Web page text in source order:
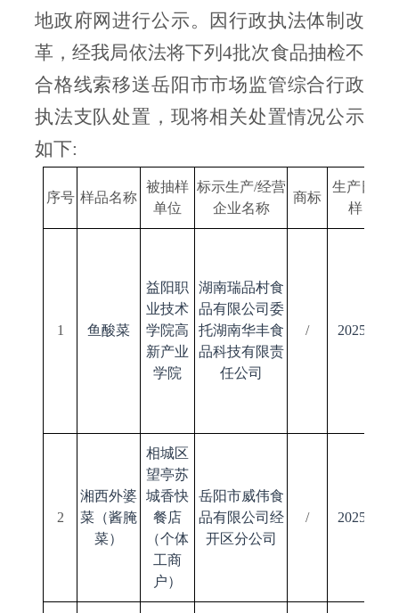
地政府网进行公示。因行政执法体制改
革，经我局依法将下列4批次食品抽检不
合格线索移送岳阳市市场监管综合行政
执法支队处置，现将相关处置情况公示
如下:
序号 样品名称
被抽样
单位
标示生产/经营
企业名称
商标
生产日期
样日期
1 鱼酸菜
益阳职
业技术
学院高
新产业
学院
湖南瑞品村食
品有限公司委
托湖南华丰食
品科技有限责
任公司
/ 2025/03/
2
湘西外婆
菜（酱腌
菜）
相城区
望亭苏
城香快
餐店
（个体
工商
户）
岳阳市威伟食
品有限公司经
开区分公司
/ 2025/09/